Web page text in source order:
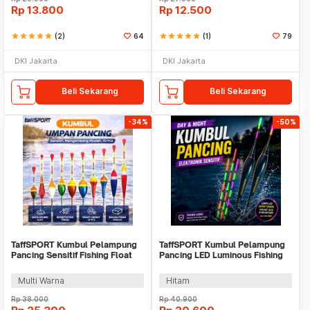
Rp 13.800
starstarstarstarstar (2) 64
DKI Jakarta
Beli Sekarang
Rp 12.500
starstarstarstarstar (1) 79
DKI Jakarta
Beli Sekarang
-34%
TaffSPORT Kumbul Pelampung
Pancing Sensitif Fishing Float
Multi Warna
Rp38.000
-50%
TaffSPORT Kumbul Pelampung
Pancing LED Luminous Fishing
Hitam
Rp40.900